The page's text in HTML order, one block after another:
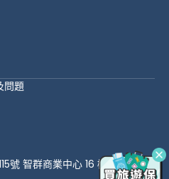
問題
號 智群商業中心 16 樓